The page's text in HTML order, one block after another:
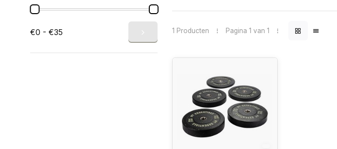
€0 - €35 1 Producten Pagina 1 van 1